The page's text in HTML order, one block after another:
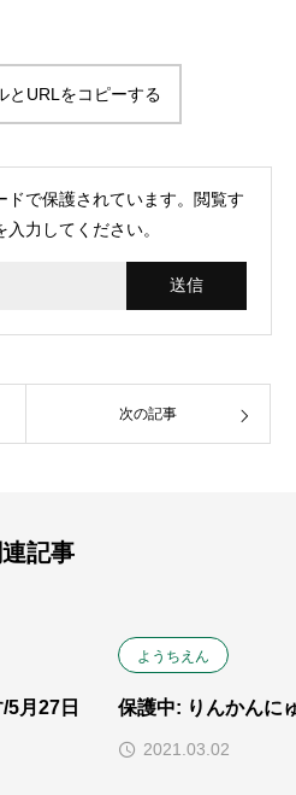
とURLをコピーする
ドで保護されています。閲覧す
力してください。
次の記事
連記事
5月27日
ようちえん
保護中: りんかんに
2021.03.02